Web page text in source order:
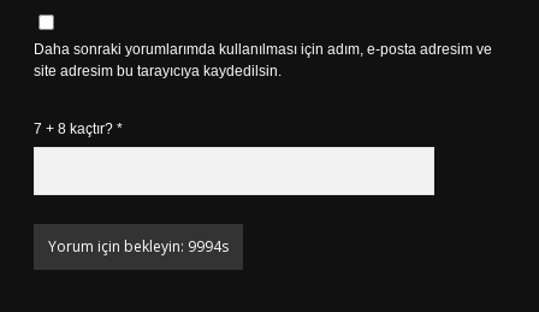
Daha sonraki yorumlarımda kullanılması için adım, e-posta adresim ve
site adresim bu tarayıcıya kaydedilsin.
7 + 8 kaçtır? *